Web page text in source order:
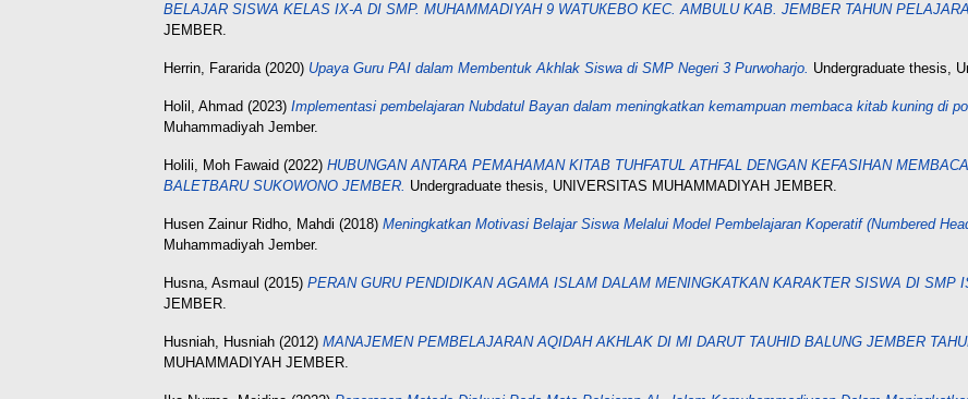
BELAJAR SISWA KELAS IX-A DI SMP. MUHAMMADIYAH 9 WATUКЕВО KEC. AMBULU KAB. JEMBER TAHUN
JEMBER.
Herrin, Fararida(2020) Upaya Guru PAI dalam Membentuk Akhlak Siswa di SMP Negeri 3 Purwoharjo. Undergraduate thesis,
Holil, Ahmad (2023) Implementasi pembelajaran Nubdatul Bayan dalam meningkatkan kemampuan membaca kitab kuning di
Muhammadiyah Jember.
Holili, Moh Fawaid (2022) HUBUNGAN ANTARA PEMAHAMAN KITAB TUHFATUL ATHFAL DENGAN KEFASIHAN
BALETBARU SUKOWONO JEMBER. Undergraduate thesis, UNIVERSITAS MUHAMMADIYAH JEMBER.
Husen Zainur Ridho, Mahdi (2018) Meningkatkan Motivasi Belajar Siswa Melalui Model Pembelajaran Koperatif (Numbered
Muhammadiyah Jember.
Husna, Asmaul (2015) PERAN GURU PENDIDIKAN AGAMA ISLAM DALAM MENINGKATKAN KARAKTER SISWA DI SMP
JEMBER.
Husniah, Husniah (2012) MANAJEMEN PEMBELAJARAN AQIDAH AKHLAK DI MI DARUT TAUHID BALUNG JEMBER
MUHAMMADIYAH JEMBER.